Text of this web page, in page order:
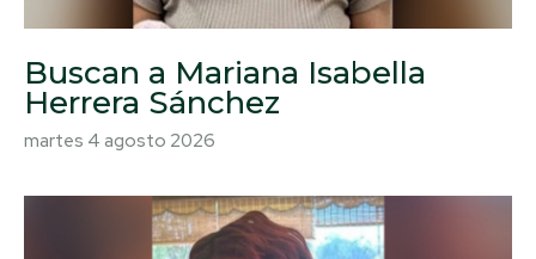
Buscan a Mariana Isabella
Herrera Sánchez
martes 4 agosto 2026